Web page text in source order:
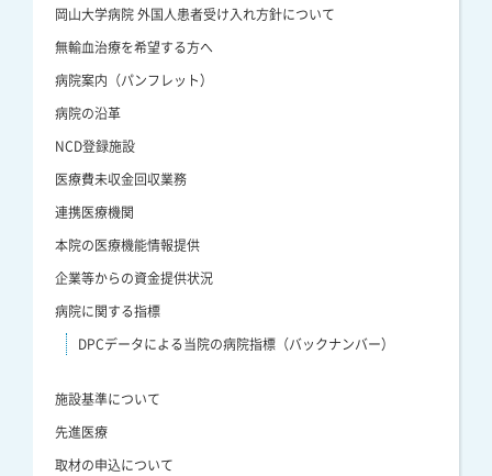
岡山大学病院 外国人患者受け入れ方針について
無輸血治療を希望する方へ
病院案内（パンフレット）
病院の沿革
NCD登録施設
医療費未収金回収業務
連携医療機関
本院の医療機能情報提供
企業等からの資金提供状況
病院に関する指標
DPCデータによる当院の病院指標（バックナンバー）
施設基準について
先進医療
取材の申込について